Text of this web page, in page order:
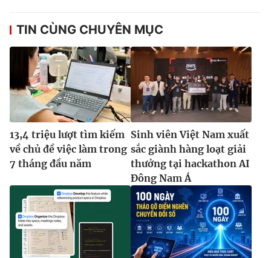
TIN CÙNG CHUYÊN MỤC
13,4 triệu lượt tìm kiếm
về chủ đề việc làm trong
7 tháng đầu năm
Sinh viên Việt Nam xuất
sắc giành hàng loạt giải
thưởng tại hackathon AI
Đông Nam Á